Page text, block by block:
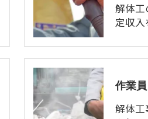
解体
定収
作業員
解体